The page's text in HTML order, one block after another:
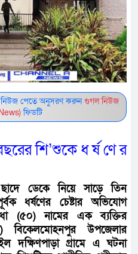
নিউজ পেতে অনুসরণ করুনগুগল নিউজ
ফিডটি
শি’শুকে ধ র্ষ ণে র
ডেকে নিয়ে সাড়ে তিন
ধর্ষণের চেষ্টার অভিযোগ
(৫০) নামের এক ব্যক্তির
বিকেলমোহনপুর উপজেলার
দক্ষিণপাড়া গ্রামে এ ঘটনা